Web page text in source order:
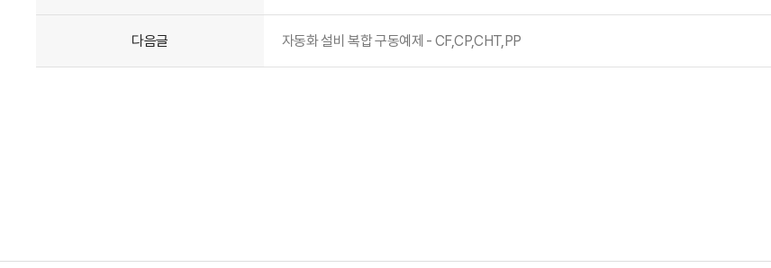
다음글 자동화 설비 복합 구동예제 - CF,CP,CHT,PP